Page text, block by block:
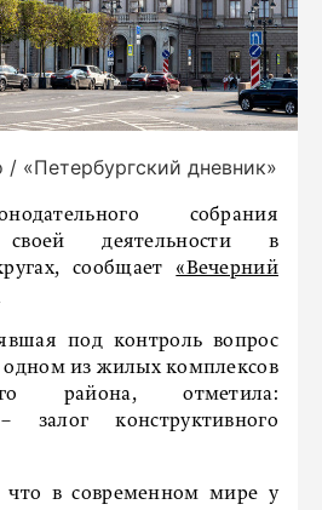
«Петербургский дневник»
собрания
деятельности в
сообщает «Вечерний
под контроль вопрос
одном из жилых комплексов
района, отметила:
залог конструктивного
что в современном мире у